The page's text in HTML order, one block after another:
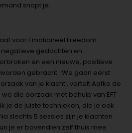
snapt je.
voor Emotioneel Freedom
gedachten en
en een nieuwe, positieve
gebracht. ‘We gaan eerst
van je klacht’, vertelt Aafke de
die oorzaak met behulp van EFT
je de juiste technieken, die je ook
slechts 5 sessies zijn je klachten
je er bovendien zelf thuis mee